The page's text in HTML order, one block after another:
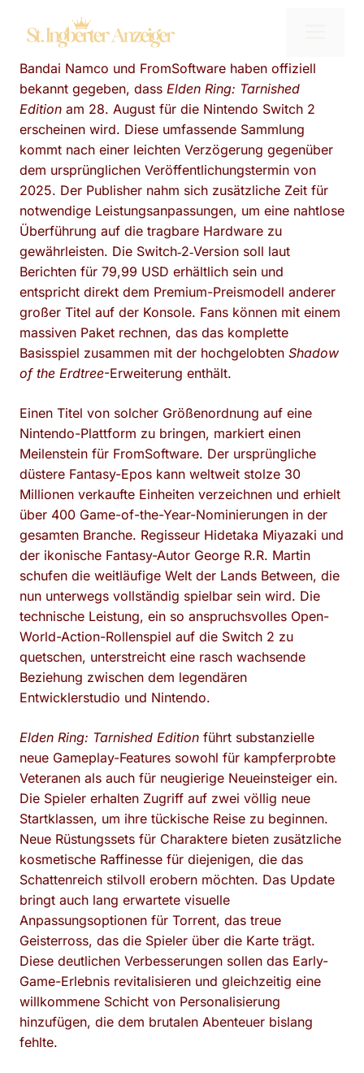
Inhalt
Bandai Namco und FromSoftware haben offiziell
bekannt gegeben, dass Elden Ring: Tarnished
Edition am 28. August für die Nintendo Switch 2
erscheinen wird. Diese umfassende Sammlung
kommt nach einer leichten Verzögerung gegenüber
dem ursprünglichen Veröffentlichungstermin von
2025. Der Publisher nahm sich zusätzliche Zeit für
notwendige Leistungsanpassungen, um eine nahtlose
Überführung auf die tragbare Hardware zu
gewährleisten. Die Switch‑2‑Version soll laut
Berichten für 79,99 USD erhältlich sein und
entspricht direkt dem Premium-Preismodell anderer
großer Titel auf der Konsole. Fans können mit einem
massiven Paket rechnen, das das komplette
Basisspiel zusammen mit der hochgelobten Shadow
of the Erdtree-Erweiterung enthält.
Einen Titel von solcher Größenordnung auf eine
Nintendo-Plattform zu bringen, markiert einen
Meilenstein für FromSoftware. Der ursprüngliche
düstere Fantasy-Epos kann weltweit stolze 30
Millionen verkaufte Einheiten verzeichnen und erhielt
über 400 Game-of-the-Year-Nominierungen in der
gesamten Branche. Regisseur Hidetaka Miyazaki und
der ikonische Fantasy-Autor George R.R. Martin
schufen die weitläufige Welt der Lands Between, die
nun unterwegs vollständig spielbar sein wird. Die
technische Leistung, ein so anspruchsvolles Open-
World-Action-Rollenspiel auf die Switch 2 zu
quetschen, unterstreicht eine rasch wachsende
Beziehung zwischen dem legendären
Entwicklerstudio und Nintendo.
Elden Ring: Tarnished Edition führt substanzielle
neue Gameplay-Features sowohl für kampferprobte
Veteranen als auch für neugierige Neueinsteiger ein.
Die Spieler erhalten Zugriff auf zwei völlig neue
Startklassen, um ihre tückische Reise zu beginnen.
Neue Rüstungssets für Charaktere bieten zusätzliche
kosmetische Raffinesse für diejenigen, die das
Schattenreich stilvoll erobern möchten. Das Update
bringt auch lang erwartete visuelle
Anpassungsoptionen für Torrent, das treue
Geisterross, das die Spieler über die Karte trägt.
Diese deutlichen Verbesserungen sollen das Early-
Game-Erlebnis revitalisieren und gleichzeitig eine
willkommene Schicht von Personalisierung
hinzufügen, die dem brutalen Abenteuer bislang
fehlte.